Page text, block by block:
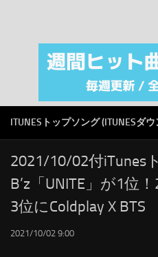
注目カテゴリ
オリジナルiTunes週間トップ
RSS
LINKS
ITUNESトップソング (ITUNESダ
2021/10/02付iTunes
B’z「UNITE」が1位
3位にColdplay X BTS
2021/10/02 9:00